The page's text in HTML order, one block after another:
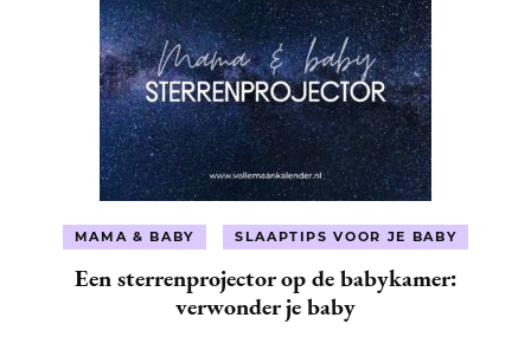
MAMA & BABY SLAAPTIPS VOOR JE BABY
Een sterrenprojector op de babykamer:
verwonder je baby